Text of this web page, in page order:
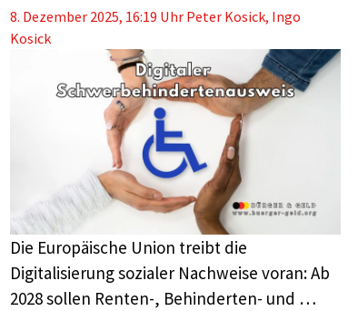
8. Dezember 2025, 16:19 Uhr Peter Kosick, Ingo
Kosick
Die Europäische Union treibt die
Digitalisierung sozialer Nachweise voran: Ab
2028 sollen Renten-, Behinderten- und …